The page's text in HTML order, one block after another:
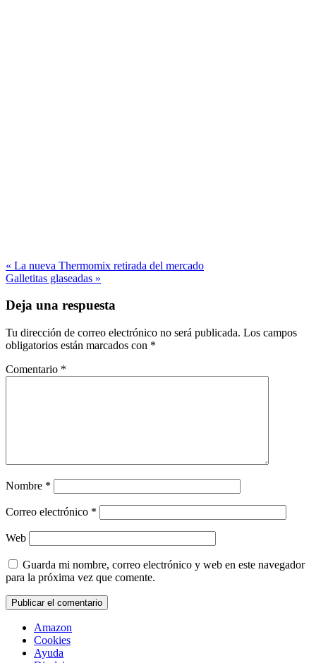
« La nueva Thermomix retirada del mercado
Galletitas glaseadas »
Deja una respuesta
Tu dirección de correo electrónico no será publicada. Los campos
obligatorios están marcados con *
Comentario *
Nombre *
Correo electrónico *
Web
Guarda mi nombre, correo electrónico y web en este navegador
para la próxima vez que comente.
Amazon
Cookies
Ayuda